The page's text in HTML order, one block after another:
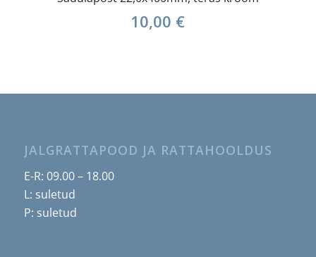
10,00 €
JALGRATTAPOOD JA RATTAHOOLDUS
E-R: 09.00 – 18.00
L: suletud
P: suletud